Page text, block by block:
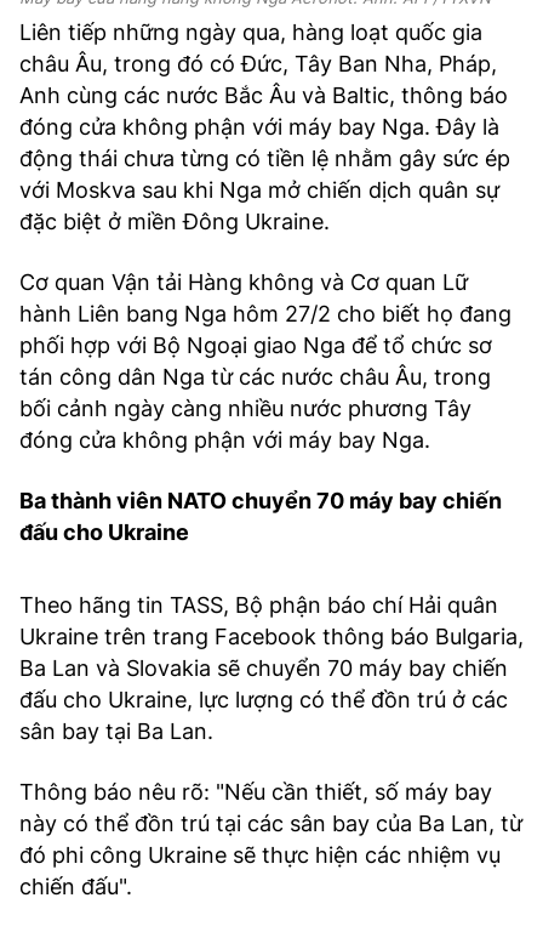
Liên tiếp những ngày qua, hàng loạt quốc gia
châu Âu, trong đó có Đức, Tây Ban Nha, Pháp,
Anh cùng các nước Bắc Âu và Baltic, thông báo
đóng cửa không phận với máy bay Nga. Đây là
động thái chưa từng có tiền lệ nhằm gây sức ép
với Moskva sau khi Nga mở chiến dịch quân sự
đặc biệt ở miền Đông Ukraine.
Cơ quan Vận tải Hàng không và Cơ quan Lữ
hành Liên bang Nga hôm 27/2 cho biết họ đang
phối hợp với Bộ Ngoại giao Nga để tổ chức sơ
tán công dân Nga từ các nước châu Âu, trong
bối cảnh ngày càng nhiều nước phương Tây
đóng cửa không phận với máy bay Nga.
Ba thành viên NATO chuyển 70 máy bay chiến
đấu cho Ukraine
Theo hãng tin TASS, Bộ phận báo chí Hải quân
Ukraine trên trang Facebook thông báo Bulgaria,
Ba Lan và Slovakia sẽ chuyển 70 máy bay chiến
đấu cho Ukraine, lực lượng có thể đồn trú ở các
sân bay tại Ba Lan.
Thông báo nêu rõ: "Nếu cần thiết, số máy bay
này có thể đồn trú tại các sân bay của Ba Lan, từ
đó phi công Ukraine sẽ thực hiện các nhiệm vụ
chiến đấu".